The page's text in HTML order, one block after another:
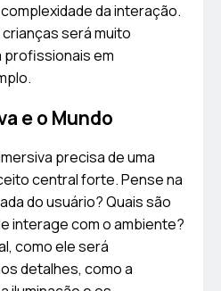
da interação.
será muito
profissionais em
e o Mundo
precisa de uma
central forte. Pense na
do usuário? Quais são
interage com o ambiente?
como ele será
detalhes, como a